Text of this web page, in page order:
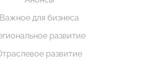
Важное для бизнеса
развитие
развитие